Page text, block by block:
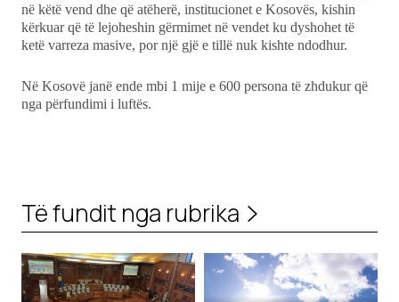
në këtë vend dhe që atëherë, institucionet e Kosovës, kishin
kërkuar që të lejoheshin gërmimet në vendet ku dyshohet të
ketë varreza masive, por një gjë e tillë nuk kishte ndodhur.
Në Kosovë janë ende mbi 1 mije e 600 persona të zhdukur që
nga përfundimi i luftës.
Të fundit nga rubrika